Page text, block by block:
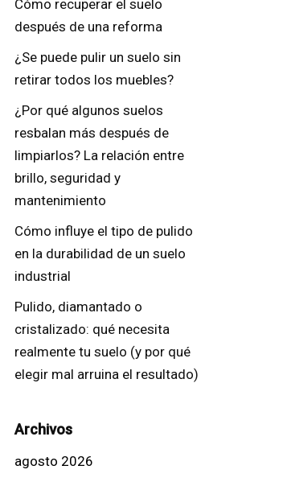
Cómo recuperar el suelo
después de una reforma
¿Se puede pulir un suelo sin
retirar todos los muebles?
¿Por qué algunos suelos
resbalan más después de
limpiarlos? La relación entre
brillo, seguridad y
mantenimiento
Cómo influye el tipo de pulido
en la durabilidad de un suelo
industrial
Pulido, diamantado o
cristalizado: qué necesita
realmente tu suelo (y por qué
elegir mal arruina el resultado)
Archivos
agosto 2026